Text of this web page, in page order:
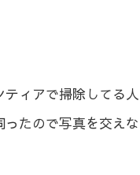
ィアで掃除してる
たので写真を交え